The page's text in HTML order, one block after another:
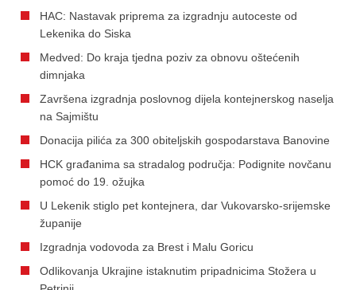
HAC: Nastavak priprema za izgradnju autoceste od
Lekenika do Siska
Medved: Do kraja tjedna poziv za obnovu oštećenih
dimnjaka
Završena izgradnja poslovnog dijela kontejnerskog naselja
na Sajmištu
Donacija pilića za 300 obiteljskih gospodarstava Banovine
HCK građanima sa stradalog područja: Podignite novčanu
pomoć do 19. ožujka
U Lekenik stiglo pet kontejnera, dar Vukovarsko-srijemske
županije
Izgradnja vodovoda za Brest i Malu Goricu
Odlikovanja Ukrajine istaknutim pripadnicima Stožera u